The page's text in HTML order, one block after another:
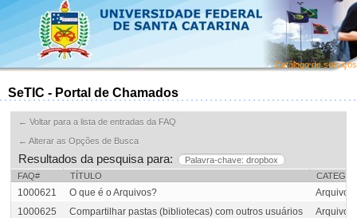
Catálogo de serviços
SeTIC - Portal de Chamados
← Voltar para a lista de entradas da FAQ
← Alterar as Opções de Busca
Resultados da pesquisa para:
Palavra-chave: dropbox
FAQ#
TÍTULO
1000621 O que é o Arquivos?
Arquivos
1000625
Compartilhar pastas (bibliotecas) com outros usuários